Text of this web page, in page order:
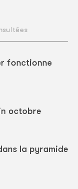
fonctionne
octobre
la pyramide